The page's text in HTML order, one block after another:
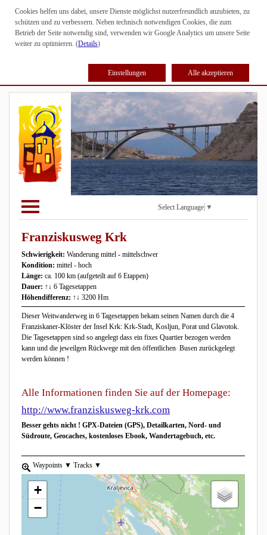
Cookies helfen uns dabei, unsere Dienste möglichst nutzerfreundlich anzubieten, zu
schützen und zu verbessern. Neben technisch notwendigen Cookies, die zum
Betrieb der Seite notwendig sind, verwenden wir Google Analytics um unsere Seite
weiter zu optimieren. (Details)
Einstellungen Alle akzeptieren
Select Language ▼
Franziskusweg Krk
Schwierigkeit: Wanderung mittel - mittelschwer
Kondition: mittel - hoch
Länge: ca. 100 km (aufgeteilt auf 6 Etappen)
Dauer: ↑↓ 6 Tagesetappen
Höhendifferenz: ↑↓ 3200 Hm
Dieser Weitwanderweg in 6 Tagesetappen bekam seinen Namen durch die 4
Franziskaner-Klöster der Insel Krk: Krk-Stadt, Kosljun, Porat und Glavotok.
Die Tagesetappen sind so angelegt dass ein fixes Quartier bezogen werden
kann und die jeweilgen Rückwege mit den öffentlichen Busen zurückgelegt
werden können !
Alle Informationen finden Sie auf der Homepage:
http://www.franziskusweg-krk.com
Besser gehts nicht ! GPX-Dateien (GPS), Detailkarten, Nord- und
Südroute, Geocaches, kostenloses Ebook, Wandertagebuch, etc.
zoom to element.
Waypoints show list, use the arrow keys to navigate in the list
Tracks show list, use the arrow keys to navigate in the list
+
−